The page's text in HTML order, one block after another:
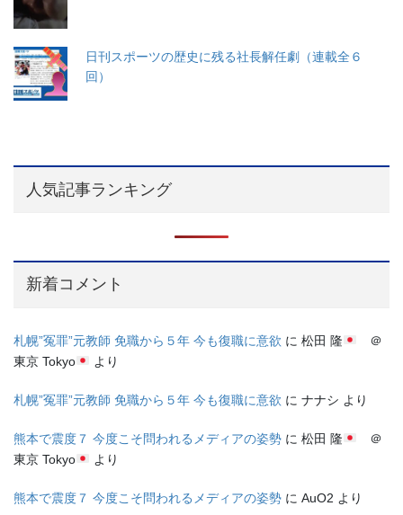
日刊スポーツの歴史に残る社長解任劇（連載全６
回）
人気記事ランキング
新着コメント
札幌”冤罪”元教師 免職から５年 今も復職に意欲 に 松田 隆
＠
東京 Tokyo
より
札幌”冤罪”元教師 免職から５年 今も復職に意欲 に ナナシ より
熊本で震度７ 今度こそ問われるメディアの姿勢 に 松田 隆
＠
東京 Tokyo
より
熊本で震度７ 今度こそ問われるメディアの姿勢 に AuO2 より